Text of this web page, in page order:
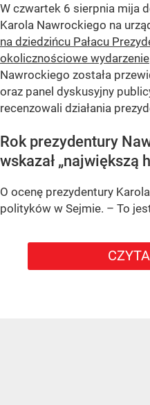
W czwartek 6 sierpnia mija
Karola Nawrockiego na
na dziedzińcu Pałacu
okolicznościowe wydarzenie
Nawrockiego została
oraz panel dyskusyjny
recenzowali działania
Rok prezydentury
wskazał „największą
O ocenę prezydentury
polityków w Sejmie. – To